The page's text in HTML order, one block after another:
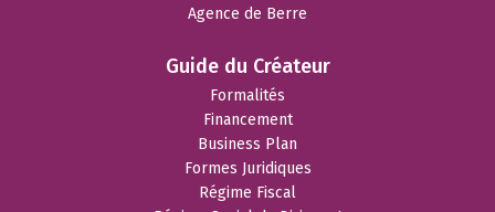
Agence de Berre
Guide du Créateur
Formalités
Financement
Business Plan
Formes Juridiques
Régime Fiscal